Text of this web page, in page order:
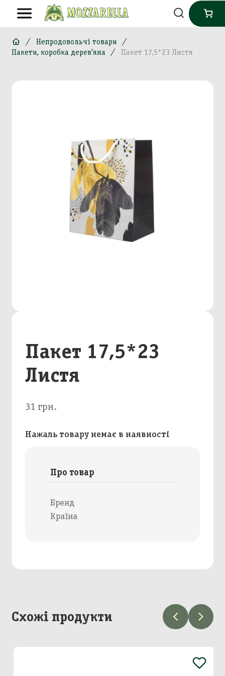
Непродовольчі товари
Пакети, коробка дерев'яна
Пакет 17,5*23 Листя
Пакет 17,5*23
Листя
31 грн.
Нажаль товару немає в наявності
Про товар
Бренд
Країна
Схожі продукти